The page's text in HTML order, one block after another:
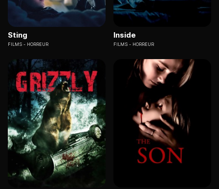
Sting
FILMS HORREUR
Inside
FILMS HORREUR